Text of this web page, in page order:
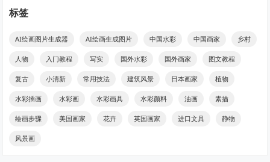
标签
AI绘画图片生成器 AI绘画生成图片 中国水彩 中国画家 乡村
人物 入门教程 写实 国外水彩 国外画家 图文教程
复古 小清新 常用技法 建筑风景 日本画家 植物
水彩插画 水彩画 水彩画具 水彩颜料 油画 素描
绘画步骤 美国画家 花卉 英国画家 进口文具 静物
风景画